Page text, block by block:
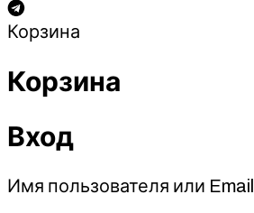
Корзина
Корзина
Вход
Имя пользователя или Email